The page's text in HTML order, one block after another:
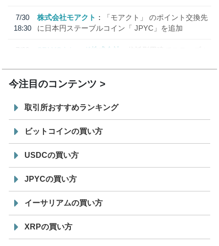
7/30
18:30
株式会社モアクト
「モアクト」 のポイント交換先
に日本円ステーブルコイン「 JPYC」を追加
7/29
SBI VCトレード株式会社
信託型円建てステーブル
今注目のコンテンツ
取引所おすすめランキング
ビットコインの買い方
USDCの買い方
JPYCの買い方
イーサリアムの買い方
XRPの買い方